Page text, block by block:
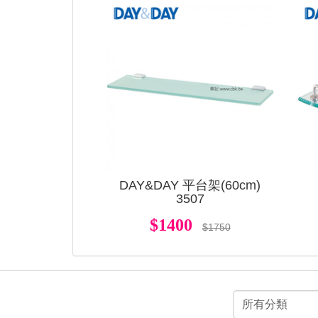
DAY&DAY 平台架(60cm)
3507
$1400 $1750